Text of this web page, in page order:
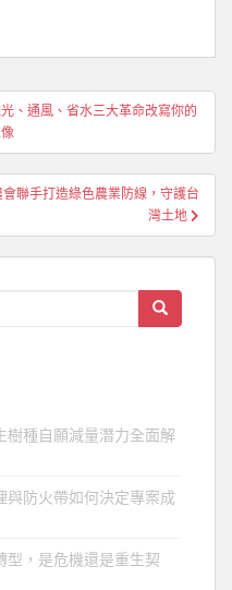
、通風、省水三大革命改寫你的
聯手打造綠色農業防線，守護台
灣土地
樹種自願減量潛力全面解
防火帶如何決定專案成
型，是危機還是重生契